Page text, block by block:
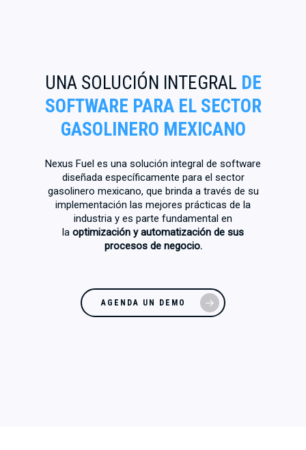
UNA SOLUCIÓN INTEGRAL DE
SOFTWARE PARA EL SECTOR
GASOLINERO MEXICANO
Nexus Fuel es una solución integral de software
diseñada específicamente para el sector
gasolinero mexicano, que brinda a través de su
implementación las mejores prácticas de la
industria y es parte fundamental en
la optimización y automatización de sus
procesos de negocio.
AGENDA UN DEMO